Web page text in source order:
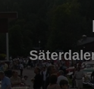
Galleri